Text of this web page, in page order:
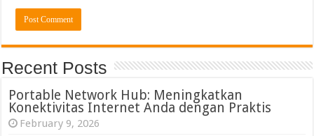
Recent Posts
Portable Network Hub: Meningkatkan
Konektivitas Internet Anda dengan Praktis
February 9, 2026